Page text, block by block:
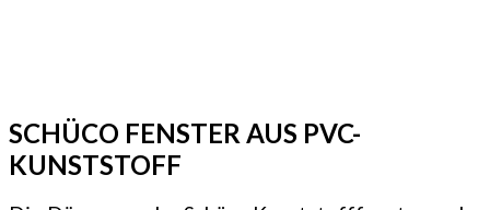
SCHÜCO FENSTER AUS PVC-
KUNSTSTOFF